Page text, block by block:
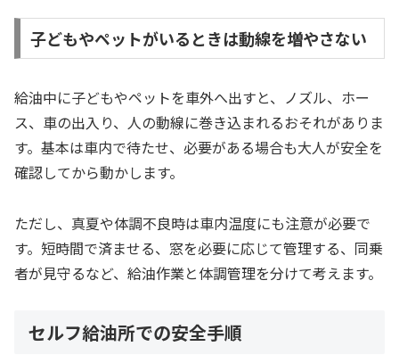
子どもやペットがいるときは動線を増やさない
給油中に子どもやペットを車外へ出すと、ノズル、ホー
ス、車の出入り、人の動線に巻き込まれるおそれがありま
す。基本は車内で待たせ、必要がある場合も大人が安全を
確認してから動かします。
ただし、真夏や体調不良時は車内温度にも注意が必要で
す。短時間で済ませる、窓を必要に応じて管理する、同乗
者が見守るなど、給油作業と体調管理を分けて考えます。
セルフ給油所での安全手順